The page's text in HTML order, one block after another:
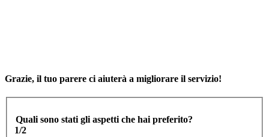
Grazie, il tuo parere ci aiuterà a migliorare il servizio!
Quali sono stati gli aspetti che hai preferito?
1/2